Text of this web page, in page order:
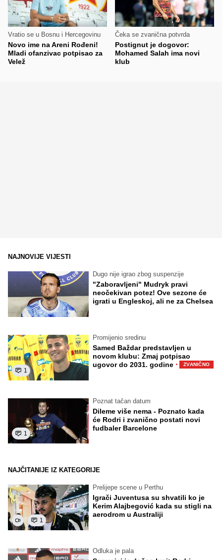
Vratio se u Bosnu i Hercegovinu
Novo ime na Areni Rođeni!
Mladi ofanzivac potpisao za
Velež
Čeka se zvanična potvrda
Postignut je dogovor:
Mohamed Salah ima novi
klub
NAJNOVIJE VIJESTI
Dugo nije igrao zbog suspenzije
"Zaboravljeni" Mudryk pravi
neočekivan potez! Ove sezone će
igrati u Engleskoj, ali ne za Chelsea
1
Promijenio sredinu
Samed Baždar predstavljen u
novom klubu: Zmaj potpisao
ugovor do 2031. godine · ZVANIČNO
1
Poznat tačan datum
Dileme više nema - Poznato kada
će Rodri i zvanično postati novi
fudbaler Barcelone
NAJČITANIJE IZ KATEGORIJE
1
Prelijepe scene u Perthu
Igrači Juventusa su shvatili ko je
Kerim Alajbegović kada su stigli na
aerodrom u Australiji
Odluka je pala